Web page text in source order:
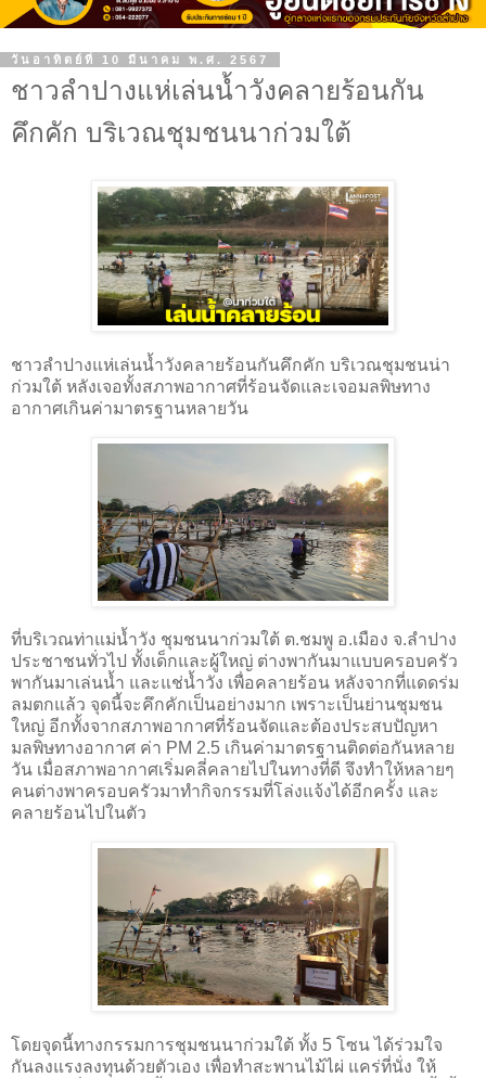
วันอาทิตย์ที่ 10 มีนาคม พ.ศ. 2567
ชาวลำปางแห่เล่นน้ำวังคลายร้อนกัน
คึกคัก บริเวณชุมชนนาก่วมใต้
ชาวลำปางแห่เล่นน้ำวังคลายร้อนกันคึกคัก บริเวณชุมชนน่า
ก่วมใต้ หลังเจอทั้งสภาพอากาศที่ร้อนจัดและเจอมลพิษทาง
อากาศเกินค่ามาตรฐานหลายวัน
ที่บริเวณท่าแม่น้ำวัง ชุมชนนาก่วมใต้ ต.ชมพู อ.เมือง จ.ลำปาง
ประชาชนทั่วไป ทั้งเด็กและผู้ใหญ่ ต่างพากันมาแบบครอบครัว
พากันมาเล่นน้ำ และแช่น้ำวัง เพื่อคลายร้อน หลังจากที่แดดร่ม
ลมตกแล้ว จุดนี้จะคึกคักเป็นอย่างมาก เพราะเป็นย่านชุมชน
ใหญ่ อีกทั้งจากสภาพอากาศที่ร้อนจัดและต้องประสบปัญหา
มลพิษทางอากาศ ค่า PM 2.5 เกินค่ามาตรฐานติดต่อกันหลาย
วัน เมื่อสภาพอากาศเริ่มคลี่คลายไปในทางที่ดี จึงทำให้หลายๆ
คนต่างพาครอบครัวมาทำกิจกรรมที่โล่งแจ้งได้อีกครั้ง และ
คลายร้อนไปในตัว
โดยจุดนี้ทางกรรมการชุมชนนาก่วมใต้ ทั้ง 5 โซน ได้ร่วมใจ
กันลงแรงลงทุนด้วยตัวเอง เพื่อทำสะพานไม้ไผ่ แคร่ที่นั่ง ให้